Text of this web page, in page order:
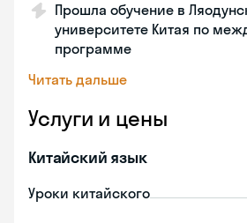
Прошла обучение в
университете Китая по
программе
Читать дальше
Услуги и цены
Китайский язык
Уроки китайского